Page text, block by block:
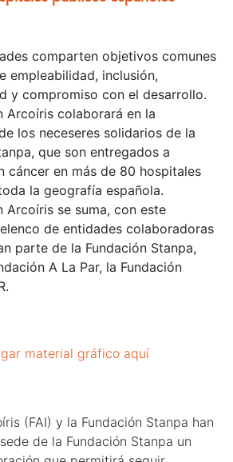
comparten objetivos comunes
empleabilidad, inclusión,
y compromiso con el desarrollo.
Arcoíris colaborará en la
los neceseres solidarios de la
que son entregados a
cáncer en más de 80 hospitales
la geografía española.
Arcoíris se suma, con este
de entidades colaboradoras
parte de la Fundación Stanpa,
A La Par, la Fundación
material gráfico aquí
(FAI) y la Fundación Stanpa han
de la Fundación Stanpa un